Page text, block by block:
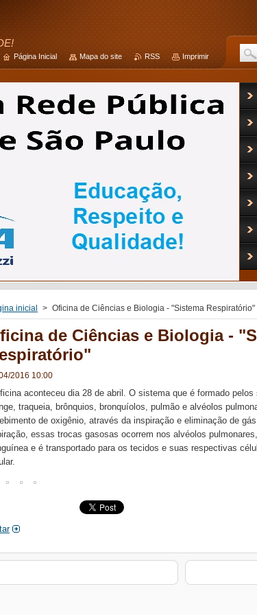
inicial > Oficina de Ciências e Biologia - "Sistema Respiratório"
de Ciências e Biologia -
2016 10:00
aconteceu dia 28 de abril. O sistema que é formado
traqueia, brônquios, bronquíolos, pulmão e alvéolos
de oxigênio, através da inspiração e eliminação de
essas trocas gasosas ocorrem nos alvéolos
e é transportado para os tecidos e suas respectivas
Página Inicial Mapa do site RSS Imprimir